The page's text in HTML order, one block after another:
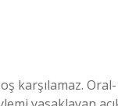
karşılamaz. Oral-